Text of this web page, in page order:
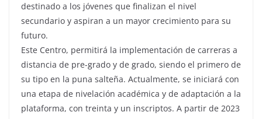
destinado a los jóvenes que finalizan el nivel
secundario y aspiran a un mayor crecimiento para su
futuro.
Este Centro, permitirá la implementación de carreras a
distancia de pre-grado y de grado, siendo el primero de
su tipo en la puna salteña. Actualmente, se iniciará con
una etapa de nivelación académica y de adaptación a la
plataforma, con treinta y un inscriptos. A partir de 2023